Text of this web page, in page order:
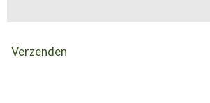
Verzenden